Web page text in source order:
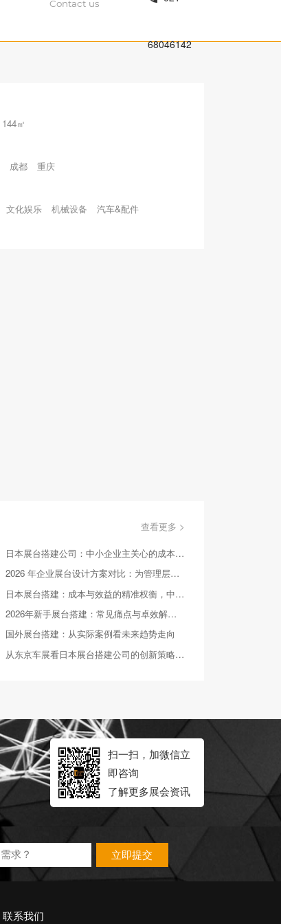
Contact us
68046142
144㎡
成都 重庆
文化娱乐 机械设备
汽车&配件
查看更多 >
日本展台搭建公司：中小企业主关心的成本效益问答
2026 年企业展台设计方案对比：为管理层提供精准决策参考
日本展台搭建：成本与效益的精准权衡，中小企业的投资指南
2026年新手展台搭建：常见痛点与卓效解决方案
国外展台搭建：从实际案例看未来趋势走向
从东京车展看日本展台搭建公司的创新策略与实践
扫一扫，加微信立
即咨询
了解更多展会资讯
立即提交
联系我们